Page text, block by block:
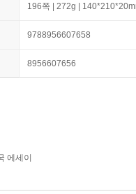
196쪽 | 272g |
9788956607658
8956607656
에세이